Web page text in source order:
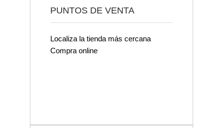
PUNTOS DE VENTA
Localiza la tienda más cercana
Compra online